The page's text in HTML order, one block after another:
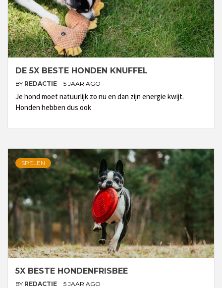
DE 5X BESTE HONDEN KNUFFEL
BY REDACTIE 5 JAAR AGO
Je hond moet natuurlijk zo nu en dan zijn energie kwijt.
Honden hebben dus ook
SPELEN
5X BESTE HONDENFRISBEE
BY REDACTIE 5 JAAR AGO